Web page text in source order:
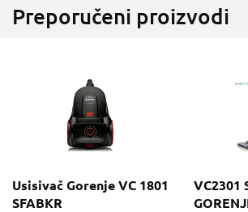
Preporučeni proizvodi
Usisivač Gorenje VC 1801
SFABKR
VC2301